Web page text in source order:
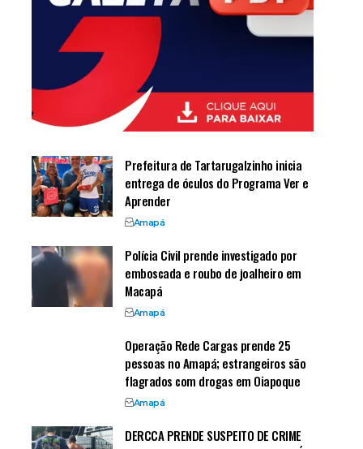
Prefeitura de Tartarugalzinho inicia
entrega de óculos do Programa Ver e
Aprender
Amapá
Polícia Civil prende investigado por
emboscada e roubo de joalheiro em
Macapá
Amapá
Operação Rede Cargas prende 25
pessoas no Amapá; estrangeiros são
flagrados com drogas em Oiapoque
Amapá
DERCCA PRENDE SUSPEITO DE CRIME